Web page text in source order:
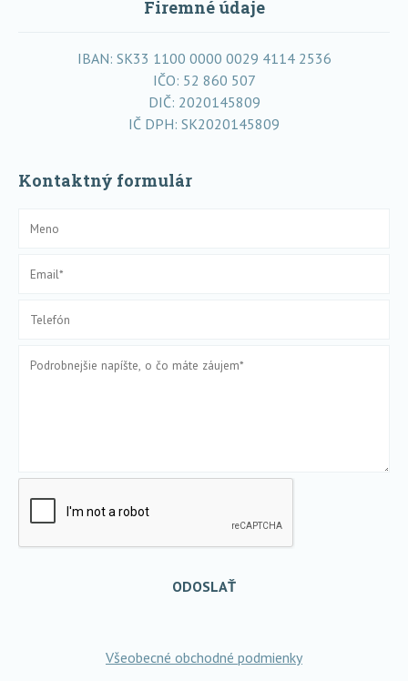
Firemné údaje
IBAN: SK33 1100 0000 0029 4114 2536
IČO: 52 860 507
DIČ: 2020145809
IČ DPH: SK2020145809
Kontaktný formulár
ODOSLAŤ
Všeobecné obchodné podmienky